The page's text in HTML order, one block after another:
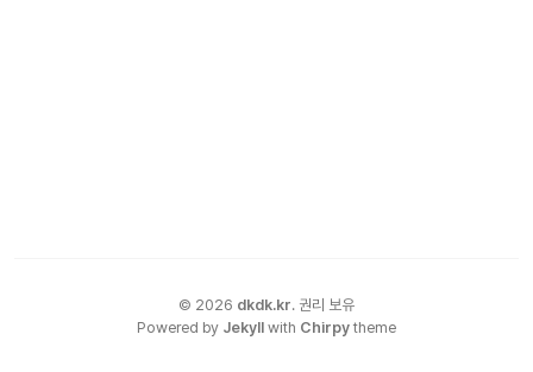
© 2026 dkdk.kr. 권리 보유
Powered by Jekyll with Chirpy theme